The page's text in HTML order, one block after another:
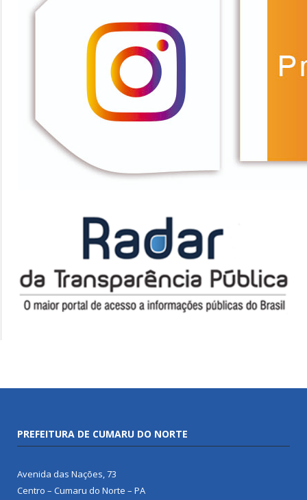
PREFEITURA DE CUMARU DO NORTE
Avenida das Nações, 73
Centro – Cumaru do Norte – PA